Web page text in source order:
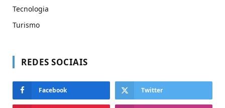
Tecnologia
Turismo
REDES SOCIAIS
Facebook Twitter